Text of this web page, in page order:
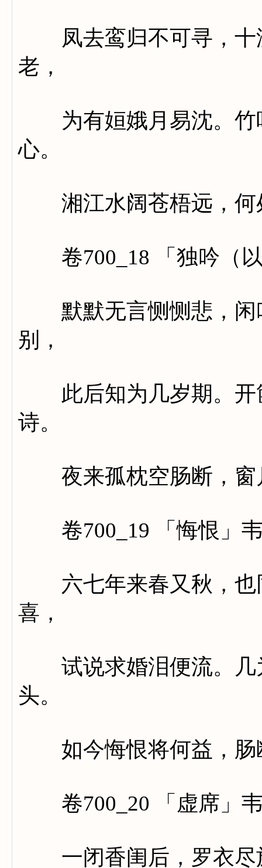
凤去鸾归不可寻，十
老，
为有姮娥月易沈。竹
心。
湘江水阔苍梧远，何
卷700_18 「独吟（以
默默无言恻恻悲，闲
别，
此后知为几岁期。开
诗。
夜来孤枕空肠断，窗
卷700_19 「悔恨」
六七年来春又秋，也
喜，
试说求婚泪便流。几
头。
如今悔恨将何益，肠
卷700_20 「虚席」
一闭香闺后，罗衣尽